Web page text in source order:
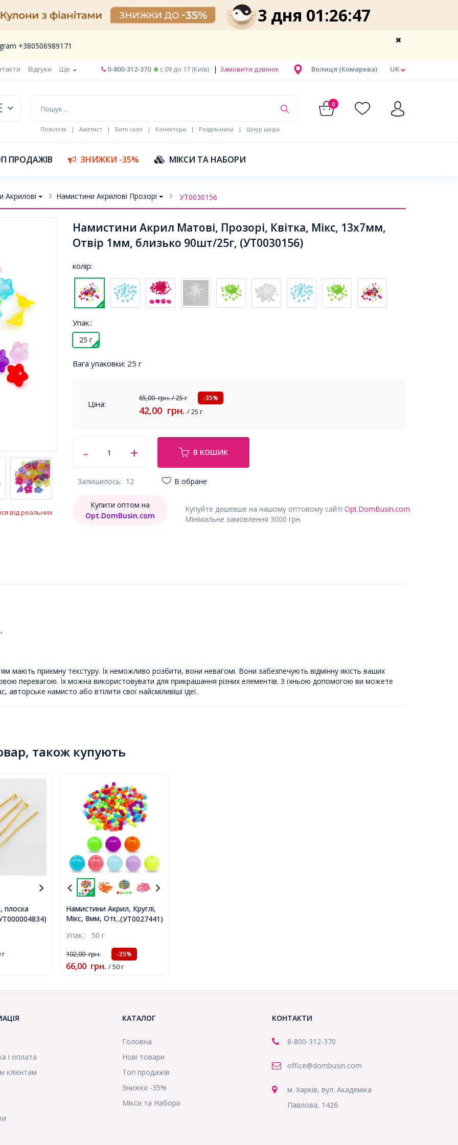
3 дня 01:26:46
+380506989171
Відгуки Ще UK
Волиця (Комарева)
0-800-312-370 c 09 до 17 (Київ) | Замовити дзвінок
0
Позолота | Аметист | Бите скло | Конектори | Роздільники | Шнур шкіра
ПРОДАЖІВ ЗНИЖКИ -35% МІКСИ ТА НАБОРИ
Акрилові Намистини Акрилові Прозорі УТ0030156
від реальних
Намистини Акрил Матові, Прозорі, Квітка, Мікс, 13х7мм,
Отвір 1мм, близько 90шт/25г, (УТ0030156)
колір:
Упак.:
25 г
Вага упаковки: 25 г
Ціна:
65,00грн./ 25 г -35%
42,00 грн. / 25 г
В КОШИК
Залишилось: 12 В обране
Купуйте дешевше на нашому оптовому сайті Opt.DomBusin.com
Мінімальне замовлення 3000 грн.
Купити оптом на
Opt.DomBusin.com
мають приємну текстуру. Їх неможливо розбити, вони невагомі. Вони забезпечують відмінну якість ваших
перевагою. Їх можна використовувати для прикрашання різних елементів. З їхньою допомогою ви можете
намисто або втілити свої найсміливіші ідеї.
також купують
плоска
Колір:
...(УТ0027441)
Намистини Акрил, Круглі,
Мікс, 8мм, Отвір 1.5мм,
(УТ0027441)
Упак.: 50 г
102,00грн. -35%
66,00 грн. / 50 г
і оплата
клієнтам
КАТАЛОГ
Головна
Нові товари
Топ продажів
Знижки -35%
Мікси та Набори
КОНТАКТИ
8-800-312-370
office@dombusin.com
м. Харків, вул. Академіка
Павлова, 142б